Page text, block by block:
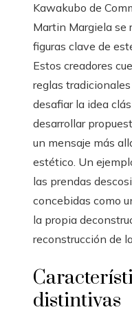
Kawakubo de
Martin Margiela se
figuras clave de
Estos creadores
reglas
desafiar la idea
desarrollar
un mensaje más
estético. Un
las prendas
concebidas como
la propia
reconstrucción de
distintivas